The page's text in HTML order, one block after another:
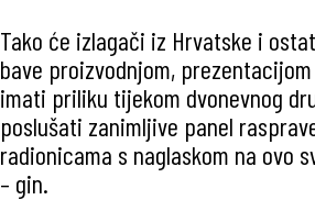
Tako će izlagači iz Hrvatske i
bave proizvodnjom,
imati priliku tijekom dvonevnog
poslušati zanimljive panel
radionicama s naglaskom na ovo
– gin.